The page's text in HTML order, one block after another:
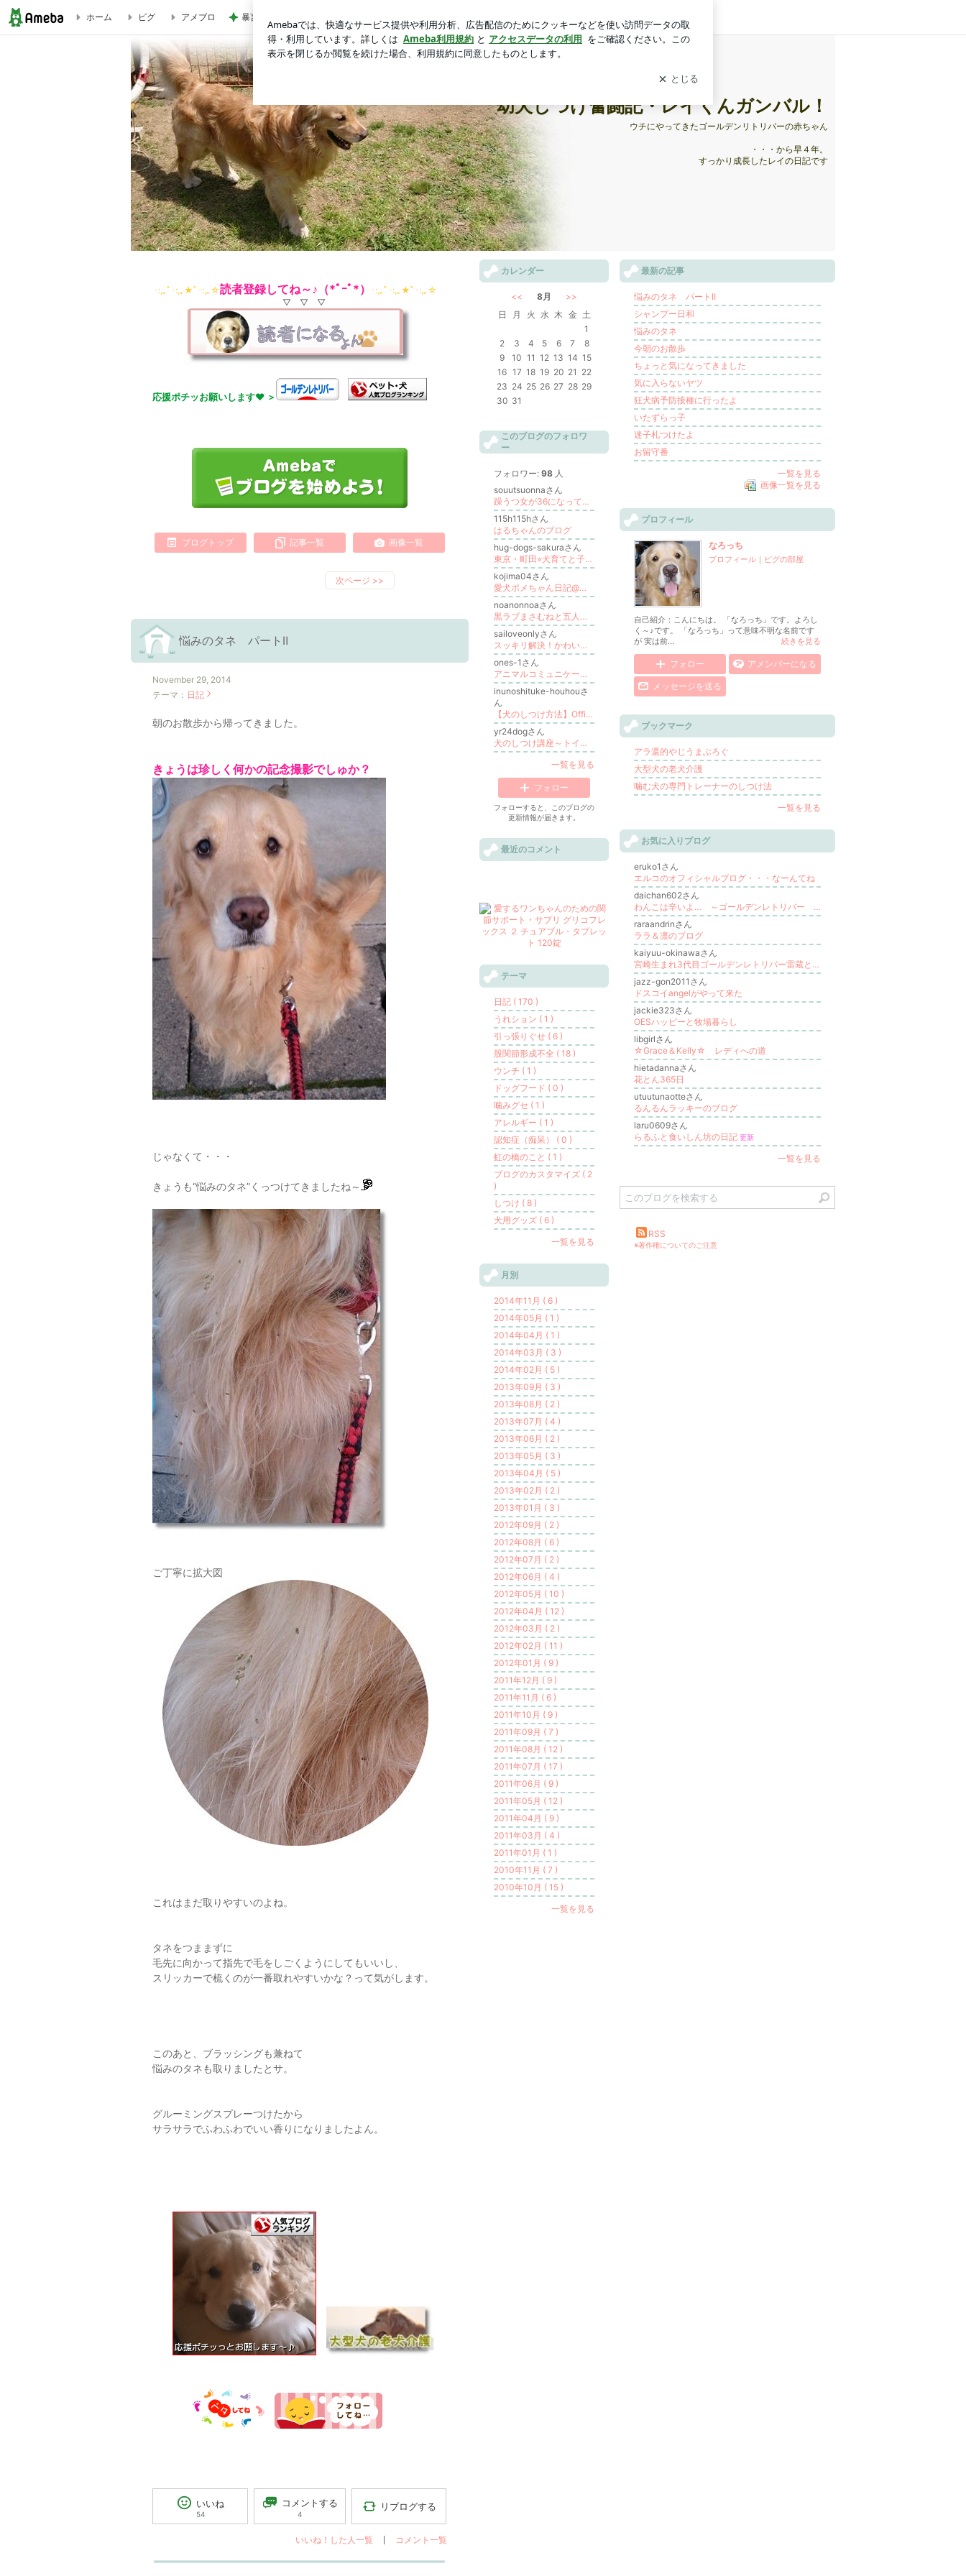
幼犬しつけ奮闘記・レイくんガンバル！
ホーム ピグ アメブロ 暴言吐き散らす義父に痛快な反撃 ログイン
幼犬しつけ奮闘記・レイくんガンバル！
ウチにやってきたゴールデンリトリバーの赤ちゃん
・・・から早４年。
すっかり成長したレイの日記です
･:,｡ﾟ･:,｡★ﾟ･:,｡☆読者登録してね～♪（*ﾟｰﾟ*）
･:,｡ﾟ･:,｡★ﾟ･:,｡☆
▽ ▽ ▽
応援ポチッお願いします❤ ＞
ブログトップ 記事一覧 画像一覧
次ページ >>
悩みのタネ パートⅡ
November 29, 2014
テーマ： 日記
朝のお散歩から帰ってきました。
きょうは珍しく何かの記念撮影でしゅか？
じゃなくて・・・
きょうも“悩みのタネ”くっつけてきましたね～
ご丁寧に拡大図
これはまだ取りやすいのよね。
タネをつままずに
毛先に向かって指先で毛をしごくようにしてもいいし、
スリッカーで梳くのが一番取れやすいかな？って気がします。
このあと、ブラッシングも兼ねて
悩みのタネも取りましたとサ。
グルーミングスプレーつけたから
サラサラでふわふわでいい香りになりましたよん。
いいね
54
コメントする
4
リブログする
いいね！した人一覧 コメント一覧
最新の記事
悩みのタネ パートⅡ
シャンプー日和
悩みのタネ
今朝のお散歩
ちょっと気になってきました
気に入らないヤツ
狂犬病予防接種に行ったよ
いたずらっ子
迷子札つけたよ
お留守番
一覧を見る
画像一覧を見る
プロフィール
なろっち
プロフィール ｜ ピグの部屋
自己紹介：こんにちは。 「なろっち」です。よろし
く～♪です。 「なろっち」って意味不明な名前です
が 実は前...
続きを見る
フォロー アメンバーになる
メッセージを送る
ブックマーク
アラ還的やじうまぶろぐ
大型犬の老犬介護
噛む犬の専門トレーナーのしつけ法
一覧を見る
お気に入りブログ
eruko1さん
エルコのオフィシャルブログ・・・なーんてね
daichan602さん
わんこは辛いよ… ～ゴールデンレトリバー だいちゃん編～
raraandrinさん
ララ＆凛のブログ
kaiyuu-okinawaさん
宮崎生まれ3代目ゴールデンレトリバー雷蔵との沖縄生活 ～兄弟探してます！～
jazz-gon2011さん
ドスコイangelがやって来た
jackie323さん
OESハッピーと牧場暮らし
libgirlさん
☆Grace＆Kelly☆ レディへの道
hietadannaさん
花とん365日
utuutunaotteさん
るんるんラッキーのブログ
laru0609さん
らるふと食いしん坊の日記 更新
一覧を見る
RSS
※著作権についてのご注意
カレンダー
<< 8月
>>
日
月 火 水 木 金 土
1
2
3 4 5 6 7
8
9
10 11 12 13 14 15
16 17 18 19 20 21 22
23 24 25 26 27 28 29
30 31
このブログのフォロワ
ー
フォロワー: 98 人
souutsuonnaさん
躁うつ女が36になってやっと心からの反省をした
115h115hさん
はるちゃんのブログ
hug-dogs-sakuraさん
東京・町田⭐︎犬育てと子育てを楽しくラクに！心と体を簡単にやさしくほぐすセルフケア⭐︎Hug dogs & Hug mommy
kojima04さん
愛犬ポメちゃん日記@健康オタクこじこじ
noanonnoaさん
黒ラブまさむねと五人の家族の物語★
sailoveonlyさん
スッキリ解決！かわいいワンコの体調・健康管理
ones-1さん
アニマルコミュニケーション－動物の気持ちを聞く
inunoshituke-houhouさ
ん
【犬のしつけ方法】OfficialSchool
yr24dogさん
犬のしつけ講座～トイレ・噛む・吠える・食糞が一瞬で止まる方法
一覧を見る
フォロー
フォローすると、このブログの
更新情報が届きます。
最近のコメント
テーマ
日記 ( 170 )
うれション ( 1 )
引っ張りぐせ ( 6 )
股関節形成不全 ( 18 )
ウンチ ( 1 )
ドッグフード ( 0 )
噛みグセ ( 1 )
アレルギー ( 1 )
認知症（痴呆） ( 0 )
虹の橋のこと ( 1 )
ブログのカスタマイズ ( 2
)
しつけ ( 8 )
犬用グッズ ( 6 )
一覧を見る
月別
2014年11月 ( 6 )
2014年05月 ( 1 )
2014年04月 ( 1 )
2014年03月 ( 3 )
2014年02月 ( 5 )
2013年09月 ( 3 )
2013年08月 ( 2 )
2013年07月 ( 4 )
2013年06月 ( 2 )
2013年05月 ( 3 )
2013年04月 ( 5 )
2013年02月 ( 2 )
2013年01月 ( 3 )
2012年09月 ( 2 )
2012年08月 ( 6 )
2012年07月 ( 2 )
2012年06月 ( 4 )
2012年05月 ( 10 )
2012年04月 ( 12 )
2012年03月 ( 2 )
2012年02月 ( 11 )
2012年01月 ( 9 )
2011年12月 ( 9 )
2011年11月 ( 6 )
2011年10月 ( 9 )
2011年09月 ( 7 )
2011年08月 ( 12 )
2011年07月 ( 17 )
2011年06月 ( 9 )
2011年05月 ( 12 )
2011年04月 ( 9 )
2011年03月 ( 4 )
2011年01月 ( 1 )
2010年11月 ( 7 )
2010年10月 ( 15 )
一覧を見る